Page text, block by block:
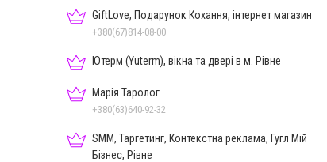
GiftLove, Подарунок Кохання, інтернет магазин
+380(67)814-08-00
Ютерм (Yuterm), вікна та двері в м. Рівне
Марія Таролог
+380(63)640-92-32
SMM, Таргетинг, Контекстна реклама, Гугл Мій
Бізнес, Рівне